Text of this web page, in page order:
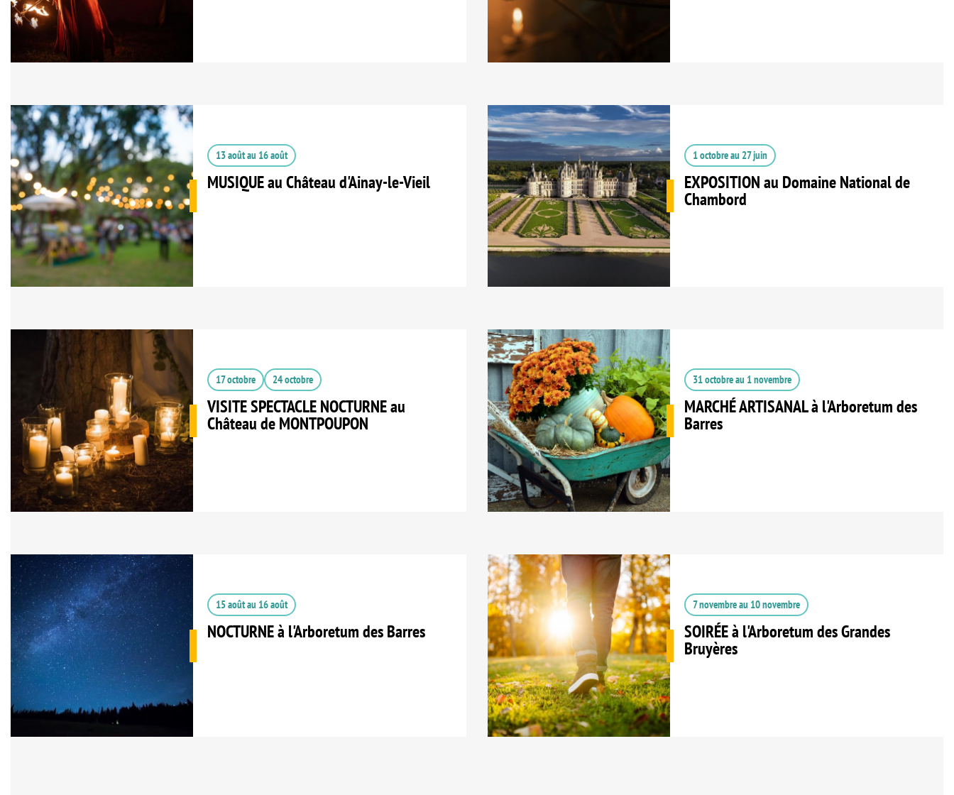
13 aoûtau 16 août
MUSIQUE au Château d'Ainay-le-Vieil
1 octobreau 27 juin
EXPOSITION au Domaine National de
Chambord
17 octobre 24 octobre
VISITE SPECTACLE NOCTURNE au
Château de MONTPOUPON
31 octobreau 1 novembre
MARCHÉ ARTISANAL à l'Arboretum des
Barres
15 aoûtau 16 août
NOCTURNE à l'Arboretum des Barres
7 novembreau 10 novembre
SOIRÉE à l'Arboretum des Grandes
Bruyères